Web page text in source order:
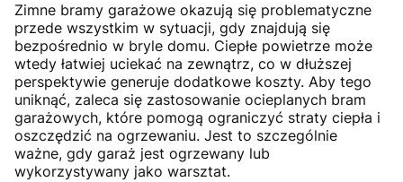
Zimne bramy garażowe okazują się problematyczne
przede wszystkim w sytuacji, gdy znajdują się
bezpośrednio w bryle domu. Ciepłe powietrze może
wtedy łatwiej uciekać na zewnątrz, co w dłuższej
perspektywie generuje dodatkowe koszty. Aby tego
uniknąć, zaleca się zastosowanie ocieplanych bram
garażowych, które pomogą ograniczyć straty ciepła i
oszczędzić na ogrzewaniu. Jest to szczególnie
ważne, gdy garaż jest ogrzewany lub
wykorzystywany jako warsztat.